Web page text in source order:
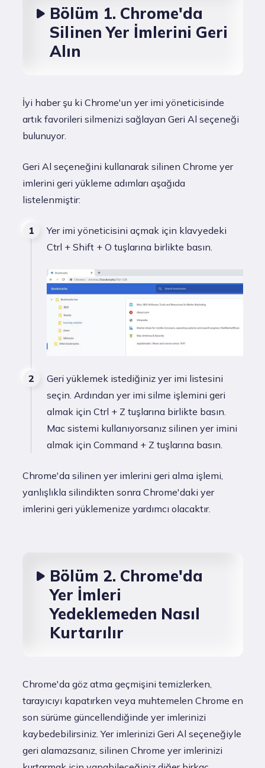
Bölüm 1. Chrome'da
Silinen Yer İmlerini Geri
Alın
İyi haber şu ki Chrome'un yer imi yöneticisinde
artık favorileri silmenizi sağlayan Geri Al seçeneği
bulunuyor.
Geri Al seçeneğini kullanarak silinen Chrome yer
imlerini geri yükleme adımları aşağıda
listelenmiştir:
Yer imi yöneticisini açmak için klavyedeki
Ctrl + Shift + O tuşlarına birlikte basın.
Geri yüklemek istediğiniz yer imi listesini
seçin. Ardından yer imi silme işlemini geri
almak için Ctrl + Z tuşlarına birlikte basın.
Mac sistemi kullanıyorsanız silinen yer imini
almak için Command + Z tuşlarına basın.
Chrome'da silinen yer imlerini geri alma işlemi,
yanlışlıkla silindikten sonra Chrome'daki yer
imlerini geri yüklemenize yardımcı olacaktır.
Bölüm 2. Chrome'da
Yer İmleri
Yedeklemeden Nasıl
Kurtarılır
Chrome'da göz atma geçmişini temizlerken,
tarayıcıyı kapatırken veya muhtemelen Chrome en
son sürüme güncellendiğinde yer imlerinizi
kaybedebilirsiniz. Yer imlerinizi Geri Al seçeneğiyle
geri alamazsanız, silinen Chrome yer imlerinizi